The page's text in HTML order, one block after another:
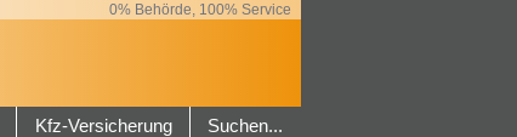
0% Behörde, 100% Service
Kfz-Versicherung Suchen...